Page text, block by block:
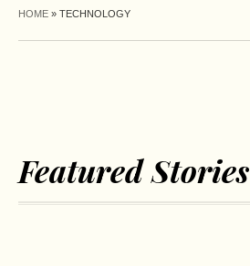
HOME » TECHNOLOGY
Featured Stories